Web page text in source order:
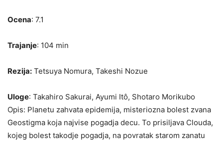
Ocena: 7.1
Trajanje: 104 min
Rezija: Tetsuya Nomura, Takeshi Nozue
Uloge: Takahiro Sakurai, Ayumi Itô, Shotaro Morikubo
Opis: Planetu zahvata epidemija, misteriozna bolest zvana
Geostigma koja najvise pogadja decu. To prisiljava Clouda,
kojeg bolest takodje pogadja, na povratak starom zanatu